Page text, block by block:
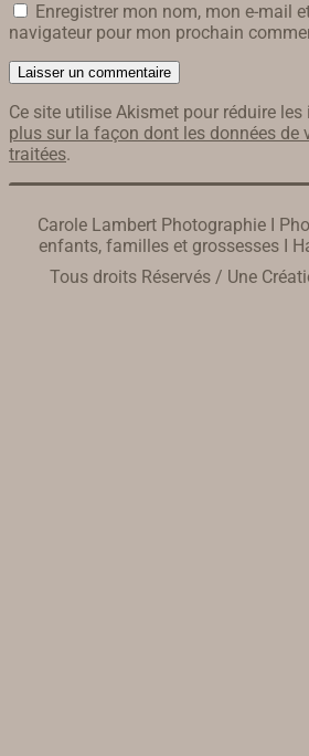
Enregistrer mon nom, mon e-mail
navigateur pour mon prochain
Ce site utilise Akismet pour réduire les
plus sur la façon dont les données de
traitées.
Carole Lambert Photographie I
enfants, familles et grossesses I
Tous droits Réservés / Une